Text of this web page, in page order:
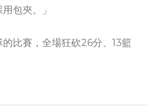
包夾。」
比賽，全場狂砍26分、13籃